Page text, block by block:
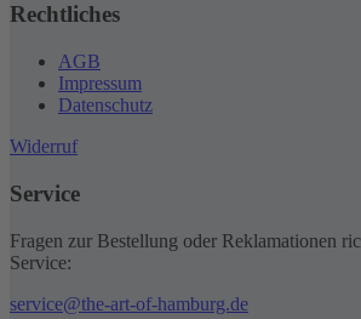
Rechtliches
AGB
Impressum
Datenschutz
Widerruf
Service
Fragen zur Bestellung oder Reklamationen
Service:
service@the-art-of-hamburg.de